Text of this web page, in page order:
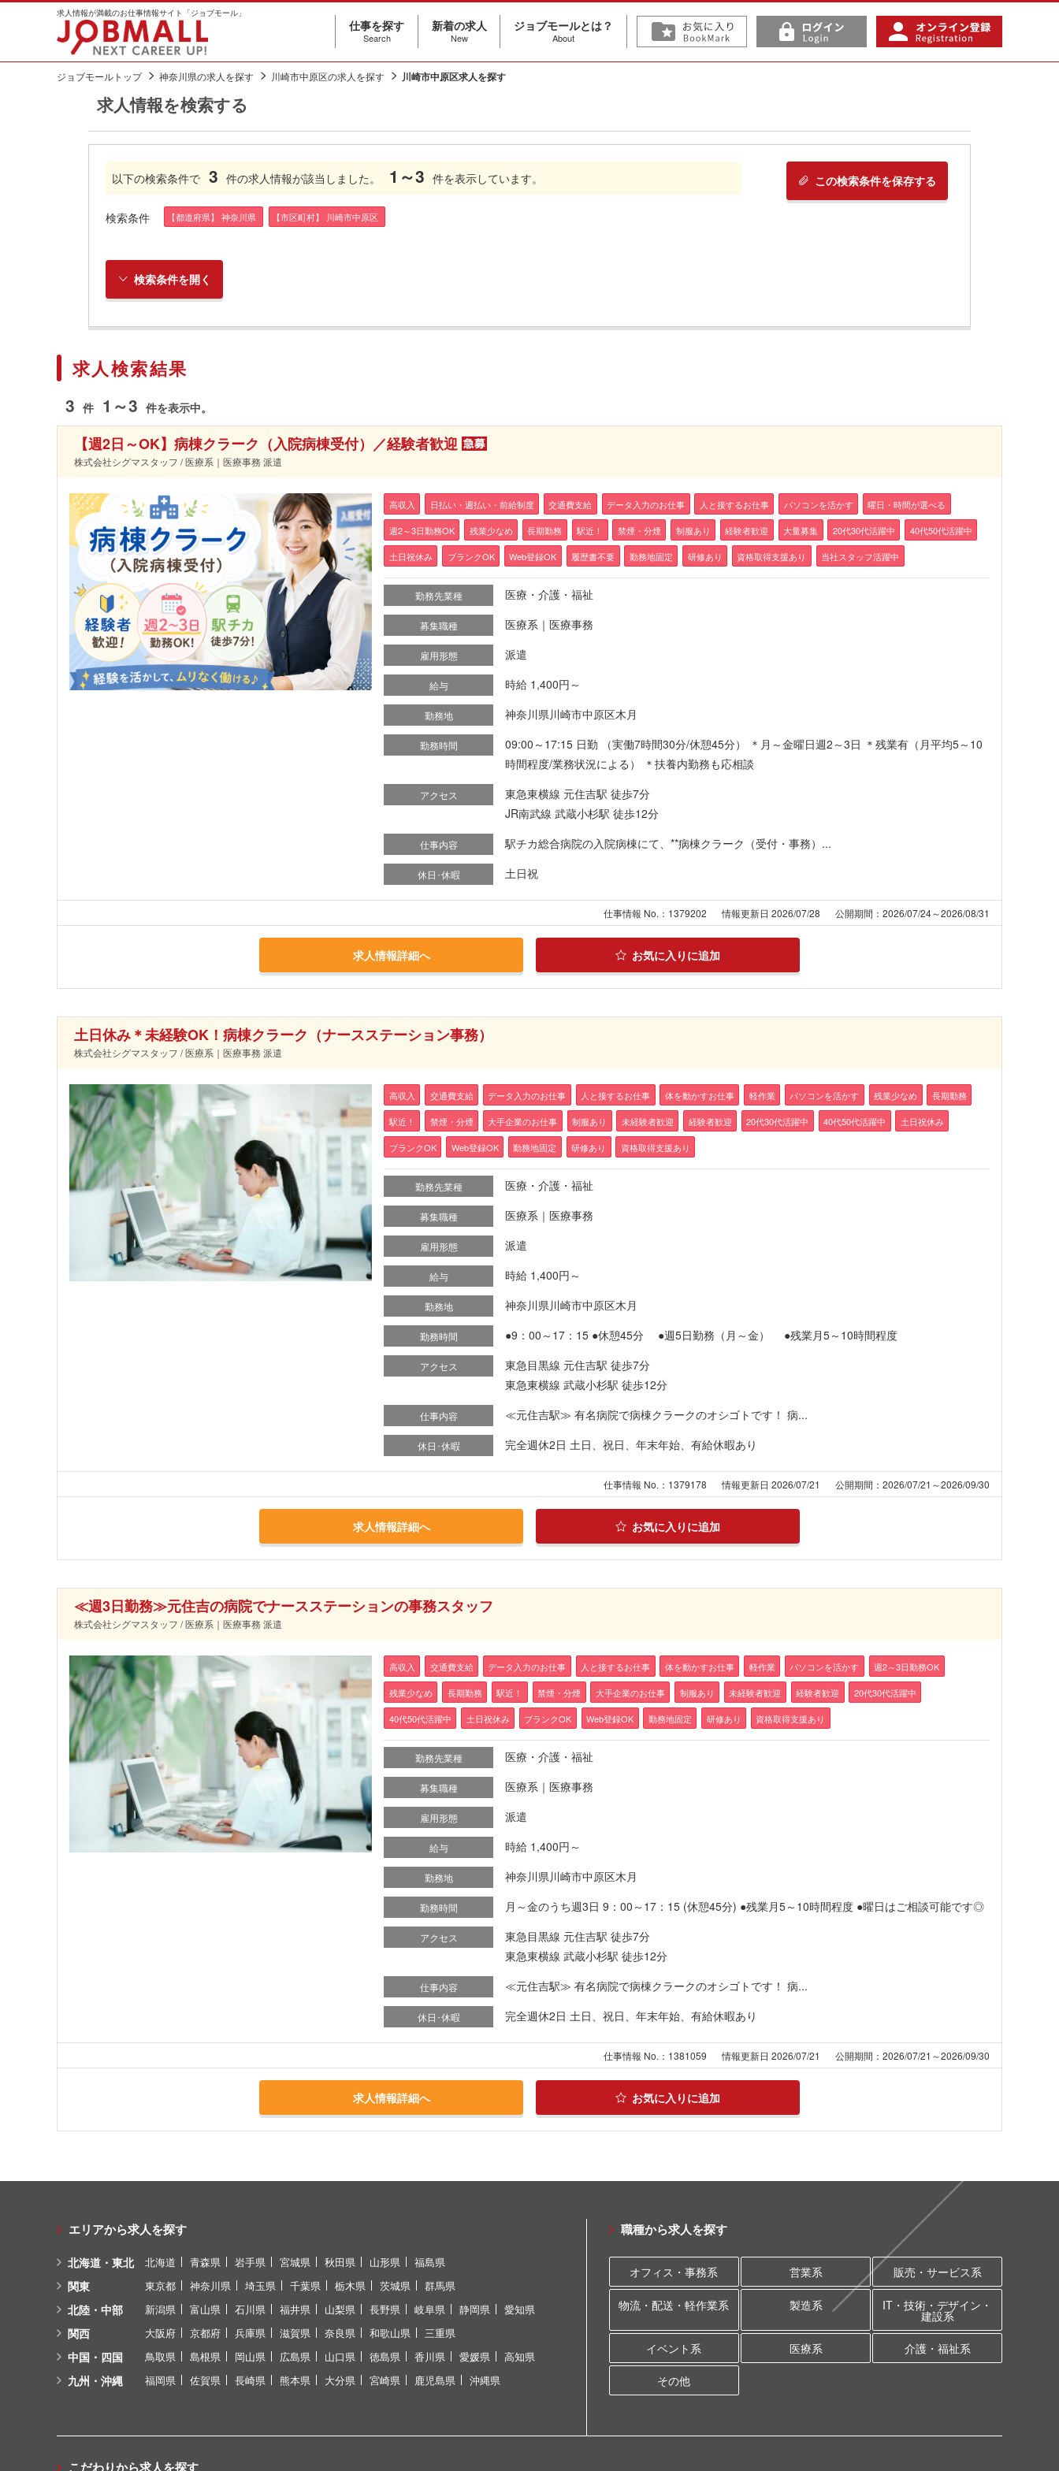
求人情報が満載のお仕事情報サイト「ジョブモール」
仕事を探す
Search
新着の求人
New
ジョブモールとは？
About
ジョブモールトップ 神奈川県の求人を探す 川崎市中原区の求人を探す 川崎市中原区求人を探す
求人情報を検索する
この検索条件を保存する
以下の検索条件で 3 件の求人情報が該当しました。 1～3 件を表示しています。
検索条件 【都道府県】 神奈川県 【市区町村】 川崎市中原区
検索条件を開く
求人検索結果
3 件 1～3 件を表示中。
【週2日～OK】病棟クラーク（入院病棟受付）／経験者歓迎
株式会社シグマスタッフ / 医療系｜医療事務 派遣
高収入 日払い・週払い・前給制度 交通費支給 データ入力のお仕事 人と接するお仕事 パソコンを活かす 曜日・時間が選べる
週2～3日勤務OK 残業少なめ 長期勤務 駅近！ 禁煙・分煙 制服あり 経験者歓迎 大量募集 20代30代活躍中 40代50代活躍中
土日祝休み ブランクOK Web登録OK 履歴書不要 勤務地固定 研修あり 資格取得支援あり 当社スタッフ活躍中
勤務先業種 医療・介護・福祉
募集職種 医療系｜医療事務
雇用形態 派遣
給与 時給 1,400円～
勤務地 神奈川県川崎市中原区木月
勤務時間
09:00～17:15 日勤 （実働7時間30分/休憩45分） ＊月～金曜日週2～3日 ＊残業有（月平均5～10
時間程度/業務状況による） ＊扶養内勤務も応相談
アクセス
東急東横線 元住吉駅 徒歩7分
JR南武線 武蔵小杉駅 徒歩12分
仕事内容 駅チカ総合病院の入院病棟にて、**病棟クラーク（受付・事務）...
休日･休暇 土日祝
仕事情報 No.：1379202 情報更新日 2026/07/28 公開期間：2026/07/24～2026/08/31
求人情報詳細へ お気に入りに追加
土日休み＊未経験OK！病棟クラーク（ナースステーション事務）
株式会社シグマスタッフ / 医療系｜医療事務 派遣
高収入 交通費支給 データ入力のお仕事 人と接するお仕事 体を動かすお仕事 軽作業 パソコンを活かす 残業少なめ 長期勤務
駅近！ 禁煙・分煙 大手企業のお仕事 制服あり 未経験者歓迎 経験者歓迎 20代30代活躍中 40代50代活躍中 土日祝休み
ブランクOK Web登録OK 勤務地固定 研修あり 資格取得支援あり
勤務先業種 医療・介護・福祉
募集職種 医療系｜医療事務
雇用形態 派遣
給与 時給 1,400円～
勤務地 神奈川県川崎市中原区木月
勤務時間 ●9：00～17：15 ●休憩45分 ●週5日勤務（月～金） ●残業月5～10時間程度
アクセス
東急目黒線 元住吉駅 徒歩7分
東急東横線 武蔵小杉駅 徒歩12分
仕事内容 ≪元住吉駅≫ 有名病院で病棟クラークのオシゴトです！ 病...
休日･休暇 完全週休2日 土日、祝日、年末年始、有給休暇あり
仕事情報 No.：1379178 情報更新日 2026/07/21 公開期間：2026/07/21～2026/09/30
求人情報詳細へ お気に入りに追加
≪週3日勤務≫元住吉の病院でナースステーションの事務スタッフ
株式会社シグマスタッフ / 医療系｜医療事務 派遣
高収入 交通費支給 データ入力のお仕事 人と接するお仕事 体を動かすお仕事 軽作業 パソコンを活かす 週2～3日勤務OK
残業少なめ 長期勤務 駅近！ 禁煙・分煙 大手企業のお仕事 制服あり 未経験者歓迎 経験者歓迎 20代30代活躍中
40代50代活躍中 土日祝休み ブランクOK Web登録OK 勤務地固定 研修あり 資格取得支援あり
勤務先業種 医療・介護・福祉
募集職種 医療系｜医療事務
雇用形態 派遣
給与 時給 1,400円～
勤務地 神奈川県川崎市中原区木月
勤務時間 月～金のうち週3日 9：00～17：15 (休憩45分) ●残業月5～10時間程度 ●曜日はご相談可能です◎
アクセス
東急目黒線 元住吉駅 徒歩7分
東急東横線 武蔵小杉駅 徒歩12分
仕事内容 ≪元住吉駅≫ 有名病院で病棟クラークのオシゴトです！ 病...
休日･休暇 完全週休2日 土日、祝日、年末年始、有給休暇あり
仕事情報 No.：1381059 情報更新日 2026/07/21 公開期間：2026/07/21～2026/09/30
求人情報詳細へ お気に入りに追加
エリアから求人を探す
北海道・東北 北海道 青森県 岩手県 宮城県 秋田県 山形県 福島県
関東 東京都 神奈川県 埼玉県 千葉県 栃木県 茨城県 群馬県
北陸・中部 新潟県 富山県 石川県 福井県 山梨県 長野県 岐阜県 静岡県 愛知県
関西 大阪府 京都府 兵庫県 滋賀県 奈良県 和歌山県 三重県
中国・四国 鳥取県 島根県 岡山県 広島県 山口県 徳島県 香川県 愛媛県 高知県
九州・沖縄 福岡県 佐賀県 長崎県 熊本県 大分県 宮崎県 鹿児島県 沖縄県
職種から求人を探す
オフィス・事務系 営業系 販売・サービス系
物流・配送・軽作業系 製造系 IT・技術・デザイン・
建設系
イベント系 医療系 介護・福祉系
その他
こだわりから求人を探す